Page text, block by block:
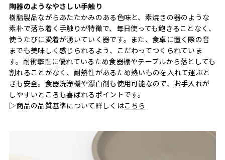
陶器のようなやさしい手触り
樹脂製品ながらあたたかみのある色味と、素焼きの器のような
素朴で落ち着く手触りが特徴で、毎日使っても飽きることなく、
使うたびに愛着が湧いていく器です。また、食卓に置く際の音
までも美味しく感じられるよう、こだわってつくられていま
す。耐衝撃性に優れているため食器棚やテーブルから落としても
割れることがなく、耐熱性があるため熱いものを入れて運ぶと
きも安全。食器洗浄機や漂白剤も使用可能なので、お手入れが
しやすいところも喜ばれるポイントです。
▷商品の品質基準について詳しくはこちら